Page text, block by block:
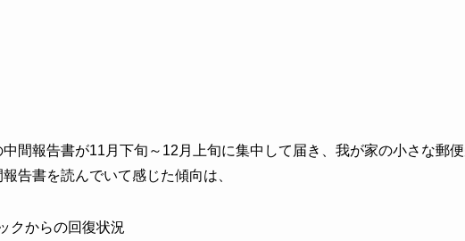
中間報告書が11月下旬～12月上旬に集中して届き、我が家の小さな郵
告書を読んでいて感じた傾向は、
クからの回復状況